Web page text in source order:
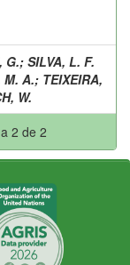
G.; SILVA, L. F.
M. A.; TEIXEIRA,
W.
2 de 2